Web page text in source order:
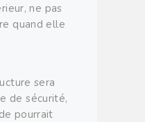
ne pas
quand elle
sera
de sécurité,
pourrait